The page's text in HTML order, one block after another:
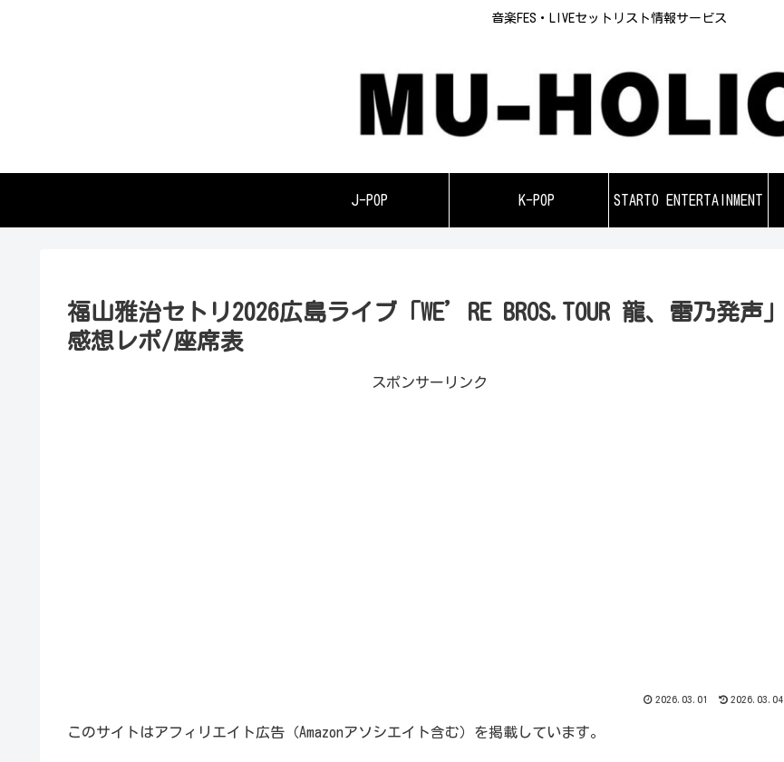
音楽FES・LIVEセットリスト情報サービス
J-POP K-POP STARTO ENTERTAINMENT
福山雅治セトリ2026広島ライブ「WE’RE BROS.TOUR 龍、雷乃発声」
感想レポ/座席表
スポンサーリンク
2026.03.01 2026.03.04
このサイトはアフィリエイト広告（Amazonアソシエイト含む）を掲載しています。